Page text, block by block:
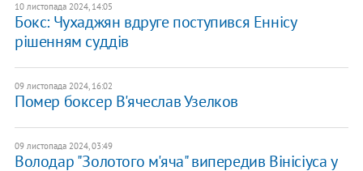
10 листопада 2024, 14:05
Бокс: Чухаджян вдруге поступився Еннісу
рішенням суддів
09 листопада 2024, 16:02
Помер боксер В'ячеслав Узелков
09 листопада 2024, 03:49
Володар "Золотого м'яча" випередив Вінісіуса у